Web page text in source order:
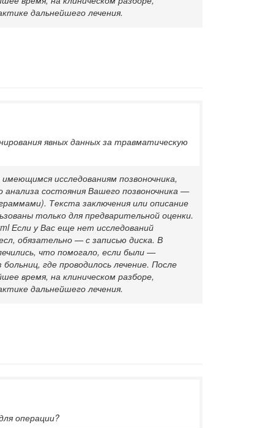
дальнейшего лечения.
явных данных за травматическую
исследованиям позвоночника,
состояния Вашего позвоночника —
Текста заключения или описание
только для предварительной оценки.
Если у Вас еще нет исследований
обязательно — с записью диска. В
что помогало, если были —
где проводилось лечение. После
время, на клиническом разборе,
дальнейшего лечения.
операции?